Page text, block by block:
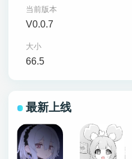
当前版本
V0.0.7
大小
66.5
最新上线